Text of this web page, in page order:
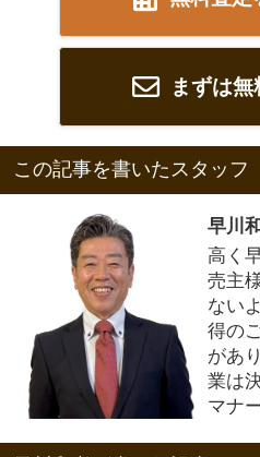
まずは
この記事を書いたスタッフ
早川
高く
売主
ない
得の
があ
業は
マナ